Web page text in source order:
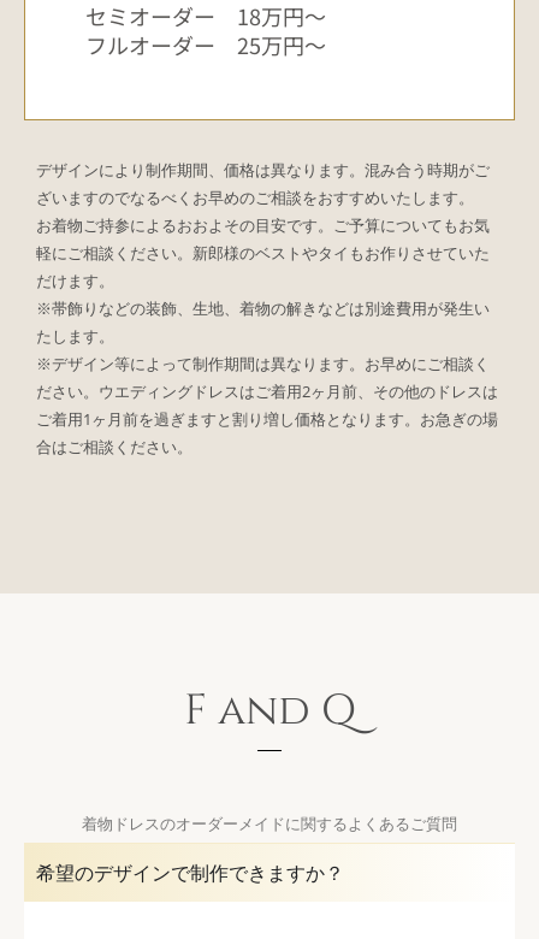
セミオーダー 18万円〜
フルオーダー 25万円〜
デザインにより制作期間、価格は異なります。混み合う時期がご
ざいますのでなるべくお早めのご相談をおすすめいたします。
お着物ご持参によるおおよその目安です。ご予算についてもお気
軽にご相談ください。新郎様のベストやタイもお作りさせていた
だけます。
※帯飾りなどの装飾、生地、着物の解きなどは別途費用が発生い
たします。
※デザイン等によって制作期間は異なります。お早めにご相談く
ださい。ウエディングドレスはご着用2ヶ月前、その他のドレスは
ご着用1ヶ月前を過ぎますと割り増し価格となります。お急ぎの場
合はご相談ください。
F and Q
着物ドレスのオーダーメイドに関するよくあるご質問
希望のデザインで制作できますか？